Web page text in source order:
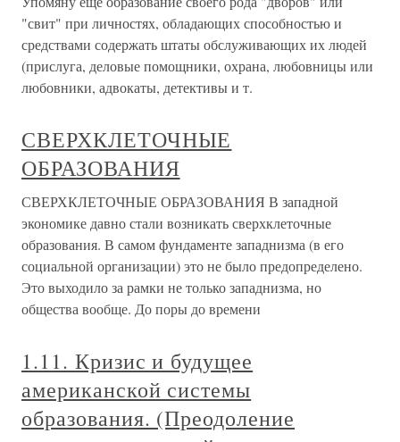
"свит" при личностях, обладающих способностью и
средствами содержать штаты обслуживающих их людей
(прислуга, деловые помощники, охрана, любовницы или
любовники, адвокаты, детективы и т.
СВЕРХКЛЕТОЧНЫЕ
ОБРАЗОВАНИЯ
СВЕРХКЛЕТОЧНЫЕ ОБРАЗОВАНИЯ В западной
экономике давно стали возникать сверхклеточные
образования. В самом фундаменте западнизма (в его
социальной организации) это не было предопределено.
Это выходило за рамки не только западнизма, но
общества вообще. До поры до времени
1.11. Кризис и будущее
американской системы
образования. (Преодоление